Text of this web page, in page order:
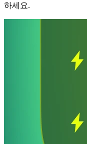
하세요.